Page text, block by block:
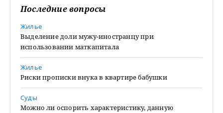
Последние вопросы
Жилье
Выделение доли мужу-иностранцу при
использовании маткапитала
Жилье
Риски прописки внука в квартире бабушки
Суды
Можно ли оспорить характеристику, данную